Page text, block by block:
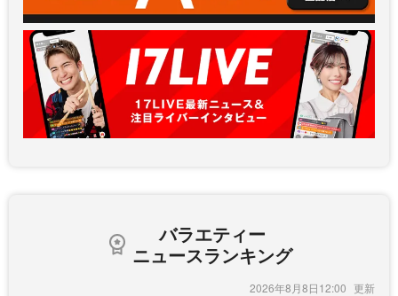
バラエティー
ニュースランキング
2026年8月8日12:00